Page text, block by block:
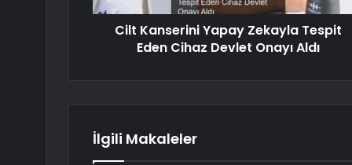
Cilt Kanserini Yapay Zekayla Tespit
Eden Cihaz Devlet Onayı Aldı
İlgili Makaleler